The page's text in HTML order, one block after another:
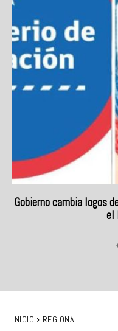
Gobierno cambia logos
el